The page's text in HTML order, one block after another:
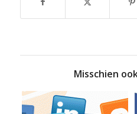
Misschien